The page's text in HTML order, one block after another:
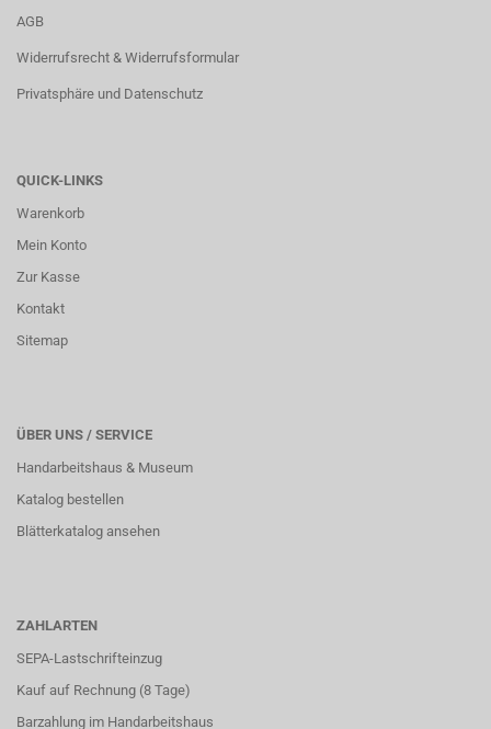
AGB
Widerrufsrecht & Widerrufsformular
Privatsphäre und Datenschutz
QUICK-LINKS
Warenkorb
Mein Konto
Zur Kasse
Kontakt
Sitemap
ÜBER UNS / SERVICE
Handarbeitshaus & Museum
Katalog bestellen
Blätterkatalog ansehen
ZAHLARTEN
SEPA-Lastschrifteinzug
Kauf auf Rechnung (8 Tage)
Barzahlung im Handarbeitshaus